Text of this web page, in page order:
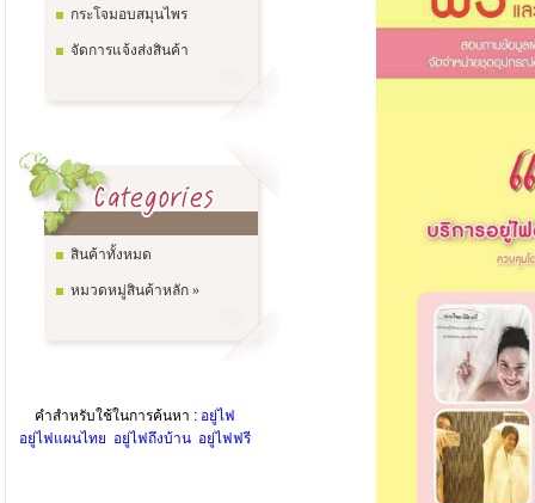
กระโจมอบสมุนไพร
จัดการแจ้งส่งสินค้า
สินค้าทั้งหมด
หมวดหมู่สินค้าหลัก »
คำสำหรับใช้ในการค้นหา : อยู่ไฟ
อยู่ไฟแผนไทย อยู่ไฟถึงบ้าน อยู่ไฟฟรี